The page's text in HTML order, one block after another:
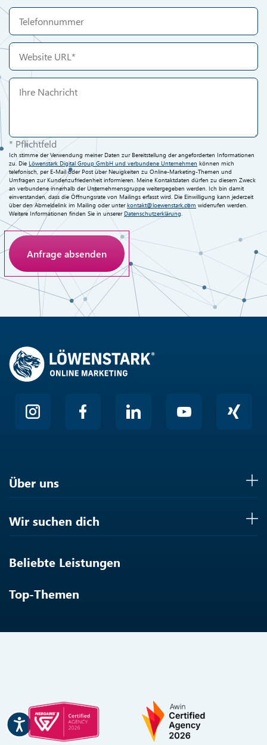
* Pflichtfeld
Ich stimme der Verwendung meiner Daten zur Bereitstellung der angeforderten Informationen
zu. Die Löwenstark Digital Group GmbH und verbundene Unternehmen können mich
telefonisch, per E-Mail oder Post über Neuigkeiten zu Online-Marketing-Themen und
Umfragen zur Kundenzufriedenheit informieren. Meine Kontaktdaten dürfen zu diesem Zweck
an verbundene innerhalb der Unternehmensgruppe weitergegeben werden. Ich bin damit
einverstanden, dass die Öffnungsrate von Mailings erfasst wird. Die Einwilligung kann jederzeit
über den Abmeldelink im Mailing oder unterkontakt@loewenstark.com widerrufen werden.
Weitere Informationen finden Sie in unserer Datenschutzerklärung
Anti-Roboter-Verifizierung
Hier klicken
Über uns
Wir suchen dich
Beliebte Leistungen
Top-Themen